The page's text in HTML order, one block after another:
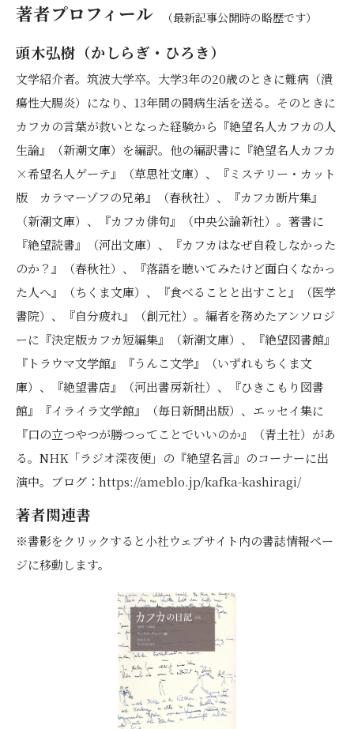
著者プロフィール （最新記事公開時の略歴です）
頭木弘樹（かしらぎ・ひろき）
文学紹介者。筑波大学卒。大学3年の20歳のときに難病（潰
瘍性大腸炎）になり、13年間の闘病生活を送る。そのときに
カフカの言葉が救いとなった経験から『絶望名人カフカの人
生論』（新潮文庫）を編訳。他の編訳書に『絶望名人カフカ
×希望名人ゲーテ』（草思社文庫）、『ミステリー・カット
版 カラマーゾフの兄弟』（春秋社）、『カフカ断片集』
（新潮文庫）、『カフカ俳句』（中央公論新社）。著書に
『絶望読書』（河出文庫）、『カフカはなぜ自殺しなかった
のか？』（春秋社）、『落語を聴いてみたけど面白くなかっ
た人へ』（ちくま文庫）、『食べることと出すこと』（医学
書院）、『自分疲れ』（創元社）。編者を務めたアンソロジ
ーに『決定版カフカ短編集』（新潮文庫）、『絶望図書館』
『トラウマ文学館』『うんこ文学』（いずれもちくま文
庫）、『絶望書店』（河出書房新社）、『ひきこもり図書
館』『イライラ文学館』（毎日新聞出版）、エッセイ集に
『口の立つやつが勝つってことでいいのか』（青土社）があ
る。NHK「ラジオ深夜便」の『絶望名言』のコーナーに出
演中。ブログ：https://ameblo.jp/kafka-kashiragi/
著者関連書
※書影をクリックすると小社ウェブサイト内の書誌情報ペー
ジに移動します。